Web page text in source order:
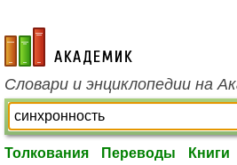
academic.ru
Словари и энциклопедии на
Толкования Переводы Книги